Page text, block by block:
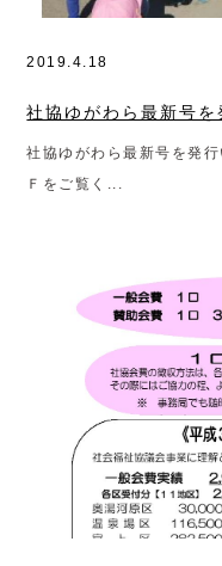
2019.4.18
社協ゆがわら最新号を
社協ゆがわら最新号を発
Ｆをご覧く...